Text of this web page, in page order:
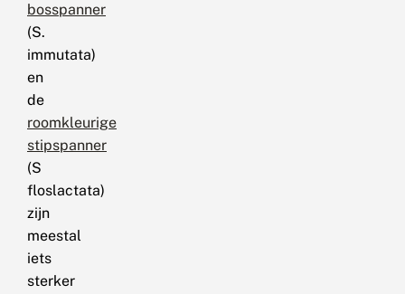
bosspanner
(S.
immutata)
en
de
roomkleurige
stipspanner
(S
floslactata)
zijn
meestal
iets
sterker